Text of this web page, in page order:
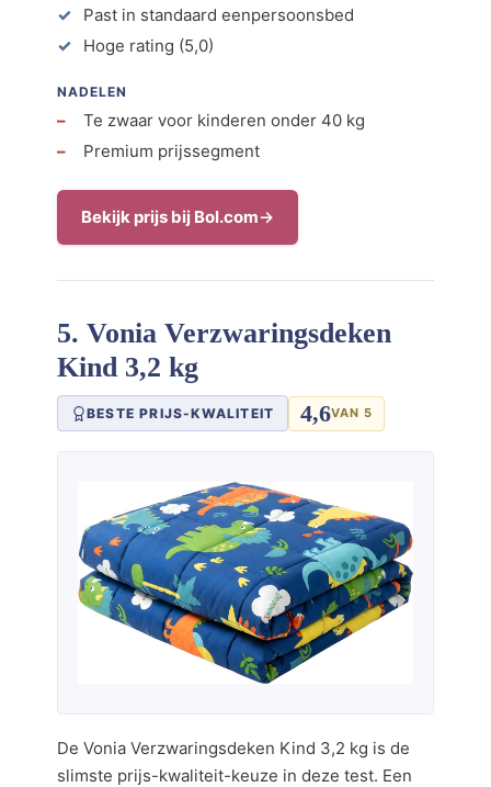
Past in standaard eenpersoonsbed
Hoge rating (5,0)
NADELEN
Te zwaar voor kinderen onder 40 kg
Premium prijssegment
Bekijk prijs bij Bol.com
5. Vonia Verzwaringsdeken
Kind 3,2 kg
BESTE PRIJS-KWALITEIT 4,6VAN 5
De Vonia Verzwaringsdeken Kind 3,2 kg is de
slimste prijs-kwaliteit-keuze in deze test. Een